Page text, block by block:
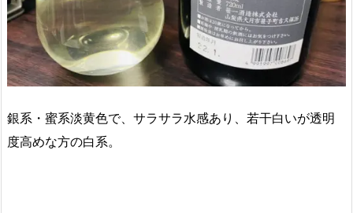
銀系・蜜系淡黄色で、サラサラ水感あり、若干白いが透明
度高めな方の白系。